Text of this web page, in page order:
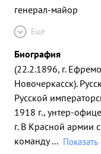
генерал-майор
Ещё
Биография
(22.2.1896, г.
Новочеркасск).
Русской
1918 г., унтер-
г. В Красной армии
команду...